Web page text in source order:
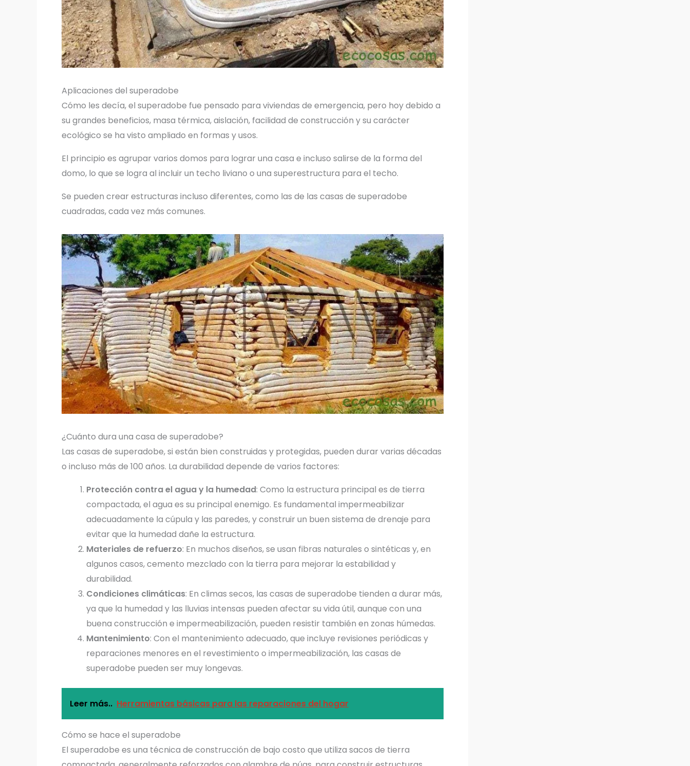
Aplicaciones del superadobe
Cómo les decía, el superadobe fue pensado para viviendas de emergencia, pero hoy debido a
su grandes beneficios, masa térmica, aislación, facilidad de construcción y su carácter
ecológico se ha visto ampliado en formas y usos.
El principio es agrupar varios domos para lograr una casa e incluso salirse de la forma del
domo, lo que se logra al incluir un techo liviano o una superestructura para el techo.
Se pueden crear estructuras incluso diferentes, como las de las casas de superadobe
cuadradas, cada vez más comunes.
¿Cuánto dura una casa de superadobe?
Las casas de superadobe, si están bien construidas y protegidas, pueden durar varias décadas
o incluso más de 100 años. La durabilidad depende de varios factores:
Protección contra el agua y la humedad: Como la estructura principal es de tierra
compactada, el agua es su principal enemigo. Es fundamental impermeabilizar
adecuadamente la cúpula y las paredes, y construir un buen sistema de drenaje para
evitar que la humedad dañe la estructura.
Materiales de refuerzo: En muchos diseños, se usan fibras naturales o sintéticas y, en
algunos casos, cemento mezclado con la tierra para mejorar la estabilidad y
durabilidad.
Condiciones climáticas: En climas secos, las casas de superadobe tienden a durar más,
ya que la humedad y las lluvias intensas pueden afectar su vida útil, aunque con una
buena construcción e impermeabilización, pueden resistir también en zonas húmedas.
Mantenimiento: Con el mantenimiento adecuado, que incluye revisiones periódicas y
reparaciones menores en el revestimiento o impermeabilización, las casas de
superadobe pueden ser muy longevas.
Leer más.. Herramientas básicas para las reparaciones del hogar
Cómo se hace el superadobe
El superadobe es una técnica de construcción de bajo costo que utiliza sacos de tierra